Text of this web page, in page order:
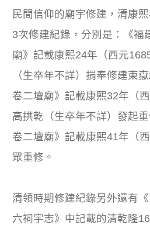
民間信仰的廟宇修建，清康
3次修建紀錄，分別是：《福
廟》記載康熙24年（西元
（生卒年不詳）捐奉修建東
卷二壇廟》記載康熙32年（
高拱乾（生卒年不詳）發起重
卷二壇廟》記載康熙41年（
眾重修。
清領時期修建紀錄另外還有
六祠宇志》中記載的清乾隆